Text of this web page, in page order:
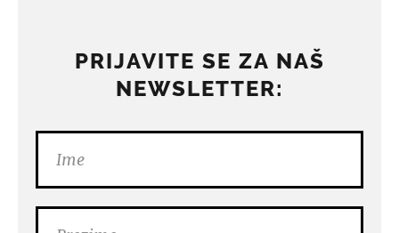
PRIJAVITE SE ZA NAŠ
NEWSLETTER: